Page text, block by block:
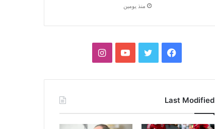
منذ يومين
فيسبوكتويتر يوتيوبانستقرام
Last Modified